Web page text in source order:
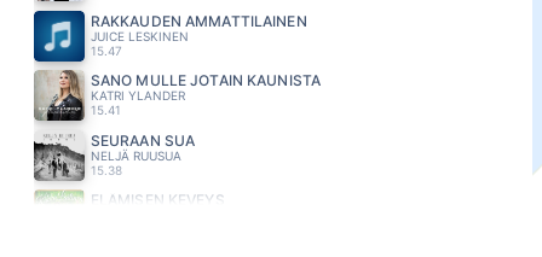
RAKKAUDEN AMMATTILAINEN
JUICE LESKINEN
15.47
SANO MULLE JOTAIN KAUNISTA
KATRI YLANDER
15.41
SEURAAN SUA
NELJÄ RUUSUA
15.38
ELÄMISEN KEVEYS